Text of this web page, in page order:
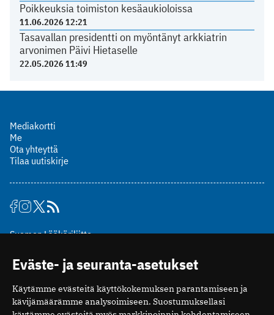
Poikkeuksia toimiston kesäaukioloissa
11.06.2026 12:21
Tasavallan presidentti on myöntänyt arkkiatrin
arvonimen Päivi Hietaselle
22.05.2026 11:49
Mediakortti
Me
Ota yhteyttä
Tilaa uutiskirje
Suomen Lääkäriliitto
00510 Helsinki
puh. (09) 393 091
toimitus@potilaanlaakarilehti.fi
Eväste- ja seuranta-asetukset
Käytämme evästeitä käyttökokemuksen parantamiseen ja
kävijämäärämme analysoimiseen. Suostumuksellasi